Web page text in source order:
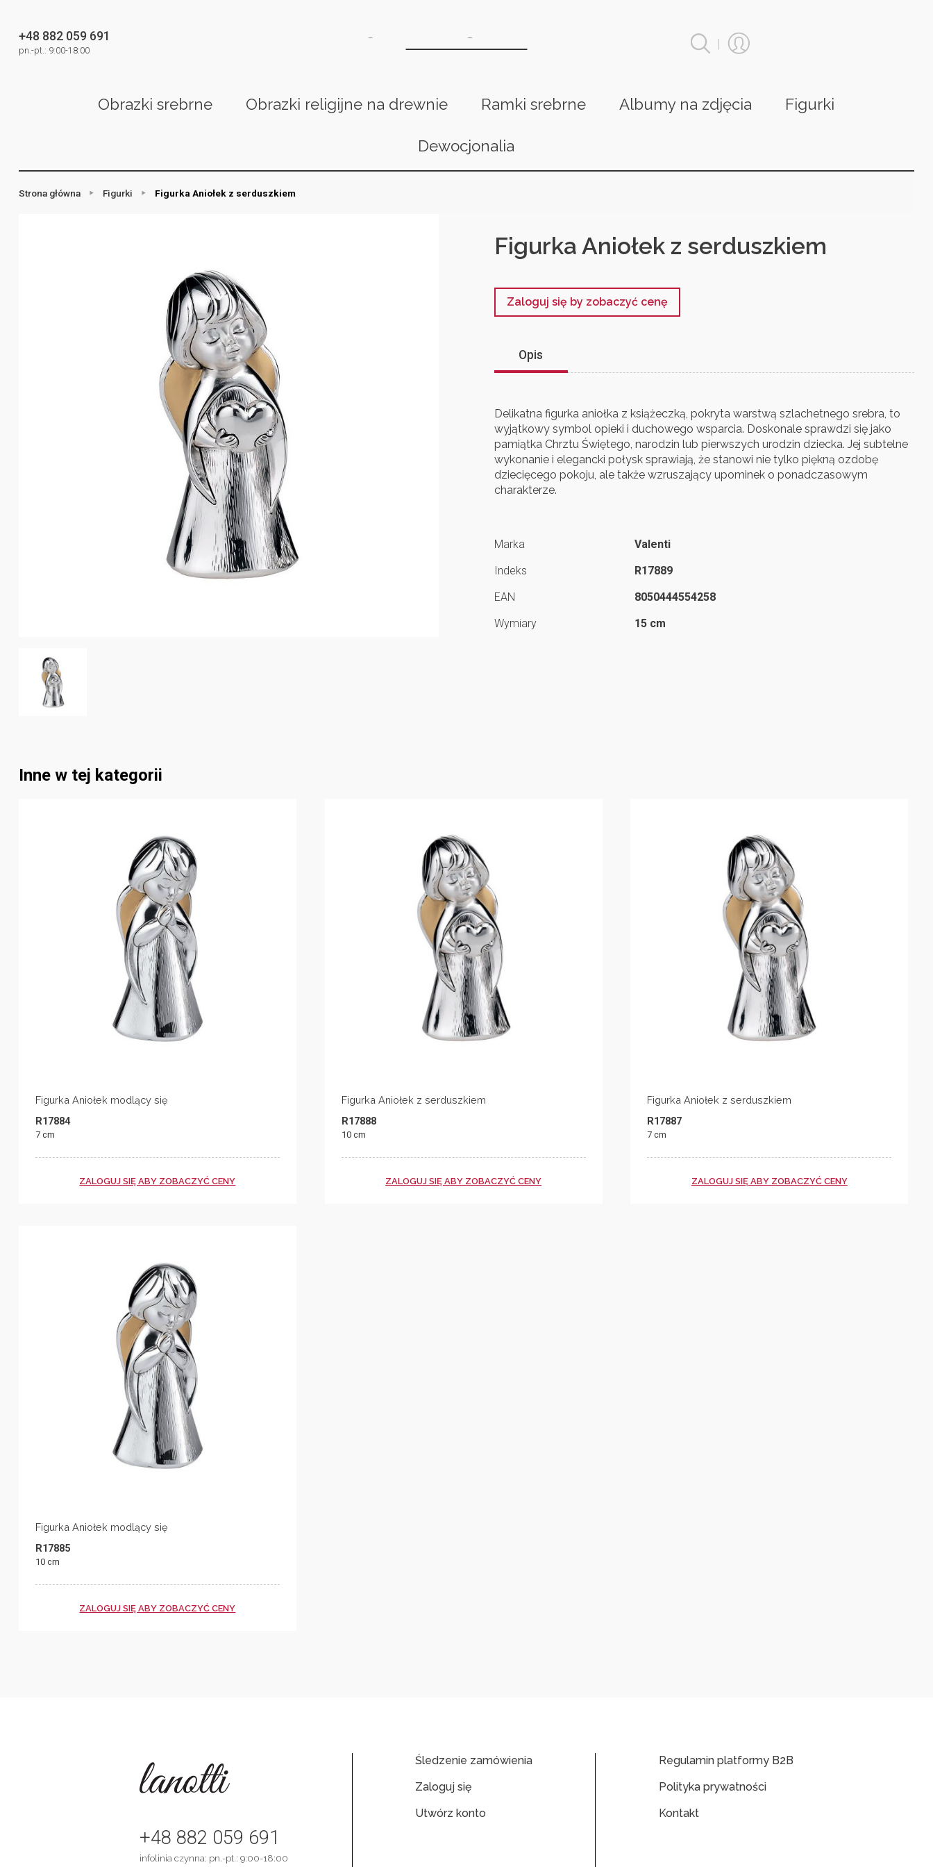
|
+48 882 059 691
pn.-pt.: 9:00-18:00
Obrazki srebrne Obrazki religijne na drewnie Ramki srebrne Albumy na zdjęcia Figurki
Dewocjonalia
Strona główna Figurki Figurka Aniołek z serduszkiem
Figurka Aniołek z serduszkiem
Zaloguj się by zobaczyć cenę
Opis
Delikatna figurka aniołka z książeczką, pokryta warstwą szlachetnego srebra, to
wyjątkowy symbol opieki i duchowego wsparcia. Doskonale sprawdzi się jako
pamiątka Chrztu Świętego, narodzin lub pierwszych urodzin dziecka. Jej subtelne
wykonanie i elegancki połysk sprawiają, że stanowi nie tylko piękną ozdobę
dziecięcego pokoju, ale także wzruszający upominek o ponadczasowym
charakterze.
Marka
Valenti
Indeks
R17889
EAN
8050444554258
Wymiary
15 cm
Inne w tej kategorii
Figurka Aniołek modlący się
R17884
7 cm
ZALOGUJ SIĘ ABY ZOBACZYĆ CENY
Figurka Aniołek z serduszkiem
R17888
10 cm
ZALOGUJ SIĘ ABY ZOBACZYĆ CENY
Figurka Aniołek z serduszkiem
R17887
7 cm
ZALOGUJ SIĘ ABY ZOBACZYĆ CENY
Figurka Aniołek modlący się
R17885
10 cm
ZALOGUJ SIĘ ABY ZOBACZYĆ CENY
Regulamin platformy B2B
Polityka prywatności
Kontakt
Śledzenie zamówienia
Zaloguj się
Utwórz konto
+48 882 059 691
infolinia czynna: pn.-pt.: 9:00-18:00